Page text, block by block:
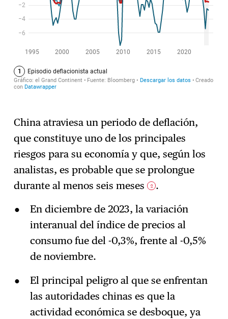
China atraviesa un periodo de deflación,
que constituye uno de los principales
riesgos para su economía y que, según los
analistas, es probable que se prolongue
durante al menos seis meses 2 .
En diciembre de 2023, la variación
interanual del índice de precios al
consumo fue del -0,3%, frente al -0,5%
de noviembre.
El principal peligro al que se enfrentan
las autoridades chinas es que la
actividad económica se desboque, ya